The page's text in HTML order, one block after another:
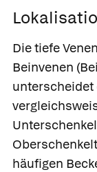
Die tiefe
Beinvenen (
unterscheidet
häufigen